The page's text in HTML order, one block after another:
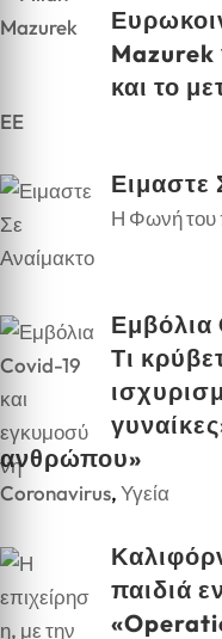
Mazurek
και το
EE
Ειμαστε
Η Φωνή του
Εμβόλια
Τι
ανθρώπου»
Coronavirus,Υγεία
παιδιά